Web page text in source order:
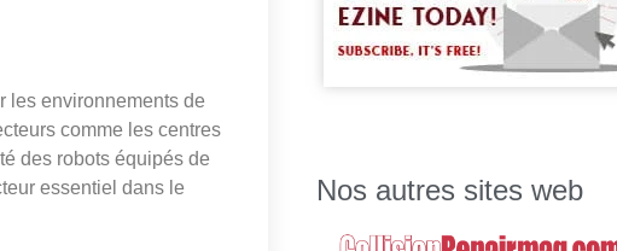
les environnements de
comme les centres
des robots équipés de
essentiel dans le
Nos autres sites web